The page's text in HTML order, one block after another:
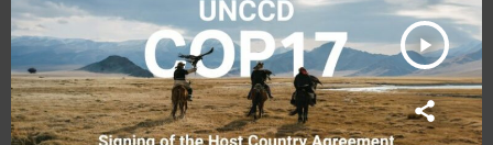
play_arrow